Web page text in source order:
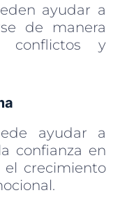
ayudar a
de manera
conflictos y
ayudar a
confianza en
crecimiento